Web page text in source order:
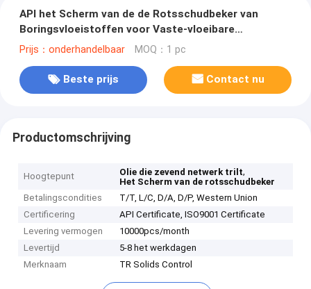
API het Scherm van de de Rotsschudbeker van
Boringsvloeistoffen voor Vaste-vloeibare
stofscheiding
Prijs：onderhandelbaar MOQ：1 pc
Beste prijs Contact nu
Productomschrijving
Hoogtepunt Olie die zevend netwerk trilt,
Het Scherm van de rotsschudbeker
Betalingscondities
T/T, L/C, D/A, D/P, Western Union
Certificering
API Certificate, ISO9001 Certificate
Levering vermogen
10000pcs/month
Levertijd
5-8 het werkdagen
Merknaam
TR Solids Control